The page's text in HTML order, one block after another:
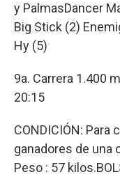
y PalmasDancer
Big Stick (2)
Hy (5)
9a. Carrera 1.400
20:15
CONDICIÓN: Para
ganadores de una
Peso : 57